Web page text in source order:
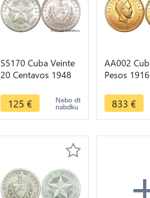
S5170 Cuba Veinte
20 Centavos 1948
Silver - Faire Offre
125 € Nebo dt
nabdku
AA002
Pesos
833 €